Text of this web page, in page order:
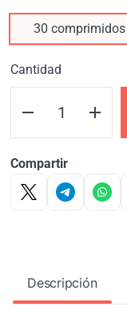
30
Cantidad
Compartir
Descripción